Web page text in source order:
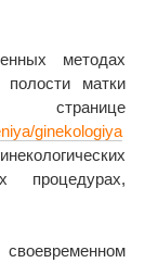
методах
полости матки
ginekologiya
процедурах,
своевременном